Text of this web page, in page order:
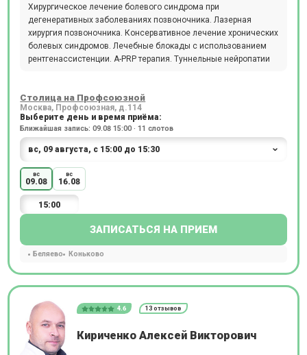
Хирургическое лечение болевого синдрома при
дегенеративных заболеваниях позвоночника. Лазерная
хирургия позвоночника. Консервативное лечение хронических
болевых синдромов. Лечебные блокады с использованием
рентгенассистенции. A-PRP терапия. Туннельные нейропатии
Столица на Профсоюзной
Москва, Профсоюзная, д.114
Выберите день и время приёма:
Ближайшая запись: 09.08 15:00 · 11 слотов
вс
09.08
вс
16.08
15:00
ЗАПИСАТЬСЯ НА ПРИЕМ
Беляево Коньково
4.6 13 отзывов
Кириченко Алексей Викторович